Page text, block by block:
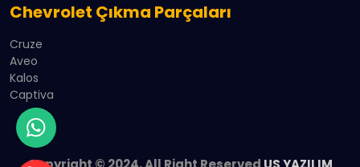
Chevrolet Çıkma Parçaları
Cruze
Aveo
Kalos
Captiva